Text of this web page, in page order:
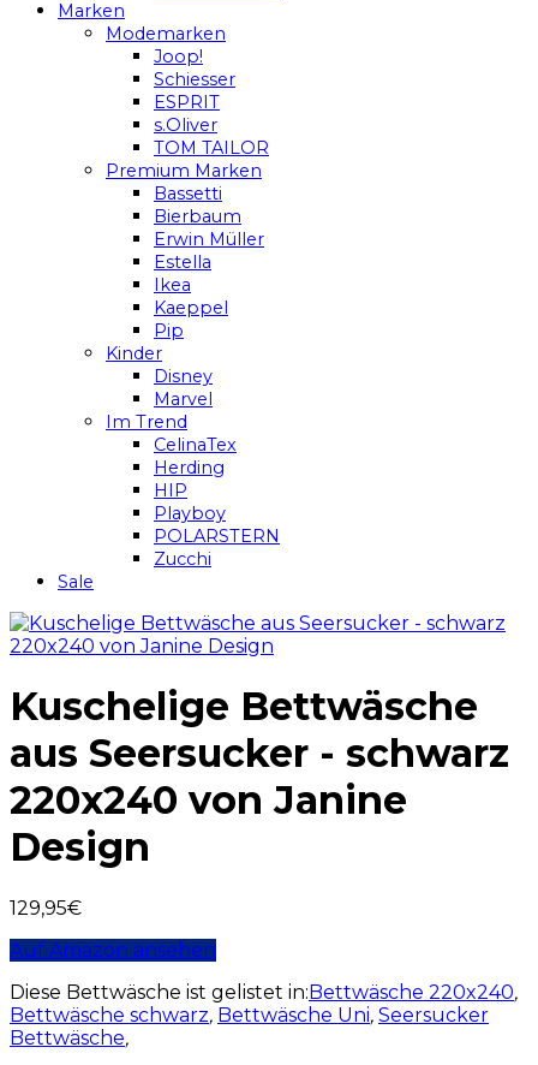
Marken
Modemarken
Joop!
Schiesser
ESPRIT
s.Oliver
TOM TAILOR
Premium Marken
Bassetti
Bierbaum
Erwin Müller
Estella
Ikea
Kaeppel
Pip
Kinder
Disney
Marvel
Im Trend
CelinaTex
Herding
HIP
Playboy
POLARSTERN
Zucchi
Sale
Kuschelige Bettwäsche
aus Seersucker - schwarz
220x240 von Janine
Design
129,95€
Auf Amazon ansehen
Diese Bettwäsche ist gelistet in:Bettwäsche 220x240,
Bettwäsche schwarz, Bettwäsche Uni, Seersucker
Bettwäsche,